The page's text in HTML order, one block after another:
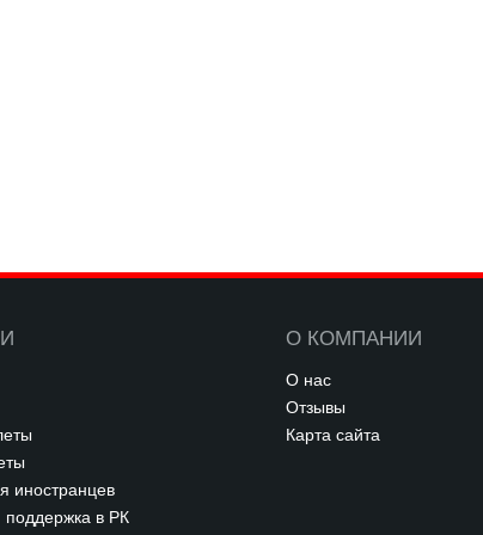
иностранцев
поддержка в РК
О КОМПАНИИ
О нас
Отзывы
Карта сайта